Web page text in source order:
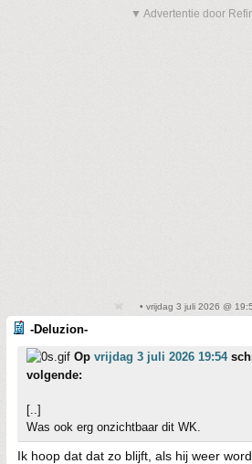
▼ Advertentie door
• vrijdag 3 juli 2026 @
-Deluzion-
Op vrijdag 3 juli 2026 19:54
volgende:
[..]
Was ook erg onzichtbaar dit WK.
Ik hoop dat dat zo blijft, als hij weer